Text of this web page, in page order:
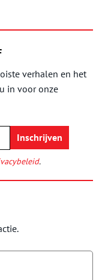
verhalen en het
in voor onze
.